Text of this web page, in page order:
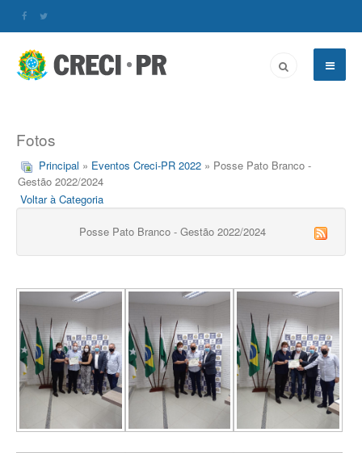
Fotos
Principal » Eventos Creci-PR 2022 » Posse Pato Branco -
Gestão 2022/2024
Voltar à Categoria
Posse Pato Branco - Gestão 2022/2024